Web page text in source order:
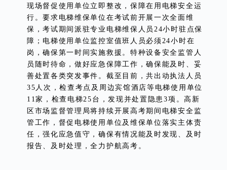
现场督促使用单位立即整改，保障在用电梯安全运
行。要求电梯维保单位在考试前开展一次全面维
保，考试期间派驻专业电梯维保人员24小时驻点保
障；电梯使用单位监控室值班人员必须24小时在
岗，确保第一时间实施救援。特种设备安全监管人
员随时待命，做好应急保障工作，确保能及时、妥
善处置各类突发事件。截至目前，共出动执法人员
35人次，检查考点及周边宾馆酒店等电梯使用单位
11家，检查电梯25台，发现并处置隐患3项。高新
区市场监督管理局将持续开展高考期间电梯安全监
管工作，督促电梯使用单位及维保单位落实主体责
任，强化应急值守，确保有情况能及时发现、及时
报告、及时处理，全力护航高考。